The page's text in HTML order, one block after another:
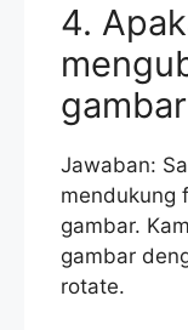
4.
Jawaban:
mendukung
gambar.
gambar
rotate.